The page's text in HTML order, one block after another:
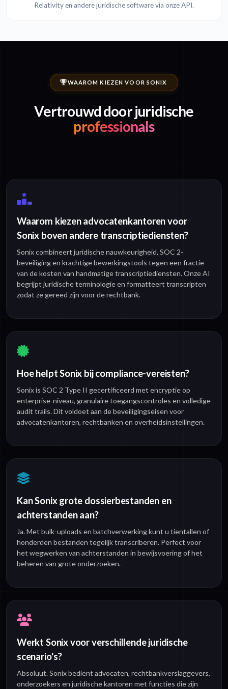
Relativity en andere juridische software via onze API.
WAAROM KIEZEN VOOR SONIX
Vertrouwd door juridische
professionals
Waarom kiezen advocatenkantoren voor
Sonix boven andere transcriptiediensten?
Sonix combineert juridische nauwkeurigheid, SOC 2-
beveiliging en krachtige bewerkingstools tegen een fractie
van de kosten van handmatige transcriptiediensten. Onze AI
begrijpt juridische terminologie en formatteert transcripten
zodat ze gereed zijn voor de rechtbank.
Hoe helpt Sonix bij compliance-vereisten?
Sonix is SOC 2 Type II gecertificeerd met encryptie op
enterprise-niveau, granulaire toegangscontroles en volledige
audit trails. Dit voldoet aan de beveiligingseisen voor
advocatenkantoren, rechtbanken en overheidsinstellingen.
Kan Sonix grote dossierbestanden en
achterstanden aan?
Ja. Met bulk-uploads en batchverwerking kunt u tientallen of
honderden bestanden tegelijk transcriberen. Perfect voor
het wegwerken van achterstanden in bewijsvoering of het
beheren van grote onderzoeken.
Werkt Sonix voor verschillende juridische
scenario's?
Absoluut. Sonix bedient advocaten, rechtbankverslaggevers,
onderzoekers en juridische kantoren met functies die zijn